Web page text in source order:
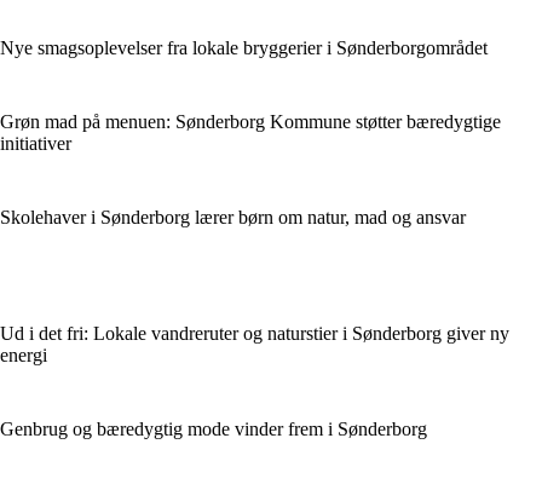
Nye smagsoplevelser fra lokale bryggerier i Sønderborgområdet
Grøn mad på menuen: Sønderborg Kommune støtter bæredygtige
initiativer
Skolehaver i Sønderborg lærer børn om natur, mad og ansvar
Ud i det fri: Lokale vandreruter og naturstier i Sønderborg giver ny
energi
Genbrug og bæredygtig mode vinder frem i Sønderborg